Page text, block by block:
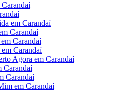
Carandaí
em Carandaí
Carandaí
em Carandaí
em Carandaí
Agora em Carandaí
Carandaí
Carandaí
em Carandaí